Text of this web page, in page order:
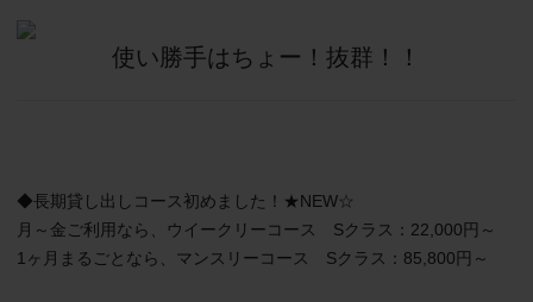
使い勝手はちょー！抜群！！
◆長期貸し出しコース初めました！★NEW☆
月～金ご利用なら、ウイークリーコース　Sクラス：22,000円～
1ヶ月まるごとなら、マンスリーコース　Sクラス：85,800円～